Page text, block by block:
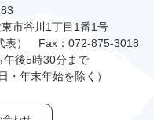
市谷川1丁目1番1号
）
Fax：072-875-3018
午後5時30分まで
・年末年始を除く）